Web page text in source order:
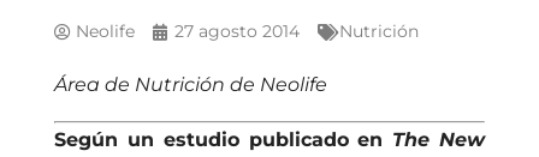
Neolife 27 agosto 2014 Nutrición
Área de Nutrición de Neolife
Según un estudio publicado en The New